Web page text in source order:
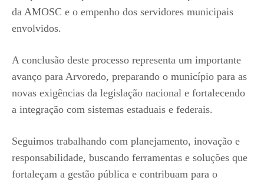
da AMOSC e o empenho dos servidores municipais
envolvidos.
A conclusão deste processo representa um importante
avanço para Arvoredo, preparando o município para as
novas exigências da legislação nacional e fortalecendo
a integração com sistemas estaduais e federais.
Seguimos trabalhando com planejamento, inovação e
responsabilidade, buscando ferramentas e soluções que
fortaleçam a gestão pública e contribuam para o